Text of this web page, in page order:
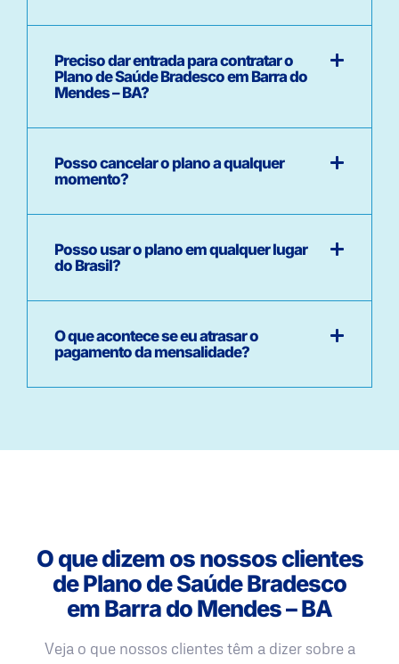
Preciso dar entrada para contratar o
Plano de Saúde Bradesco em Barra do
Mendes – BA?
Posso cancelar o plano a qualquer
momento?
Posso usar o plano em qualquer lugar
do Brasil?
O que acontece se eu atrasar o
pagamento da mensalidade?
O que dizem os nossos clientes
de Plano de Saúde Bradesco
em Barra do Mendes – BA
Veja o que nossos clientes têm a dizer sobre a